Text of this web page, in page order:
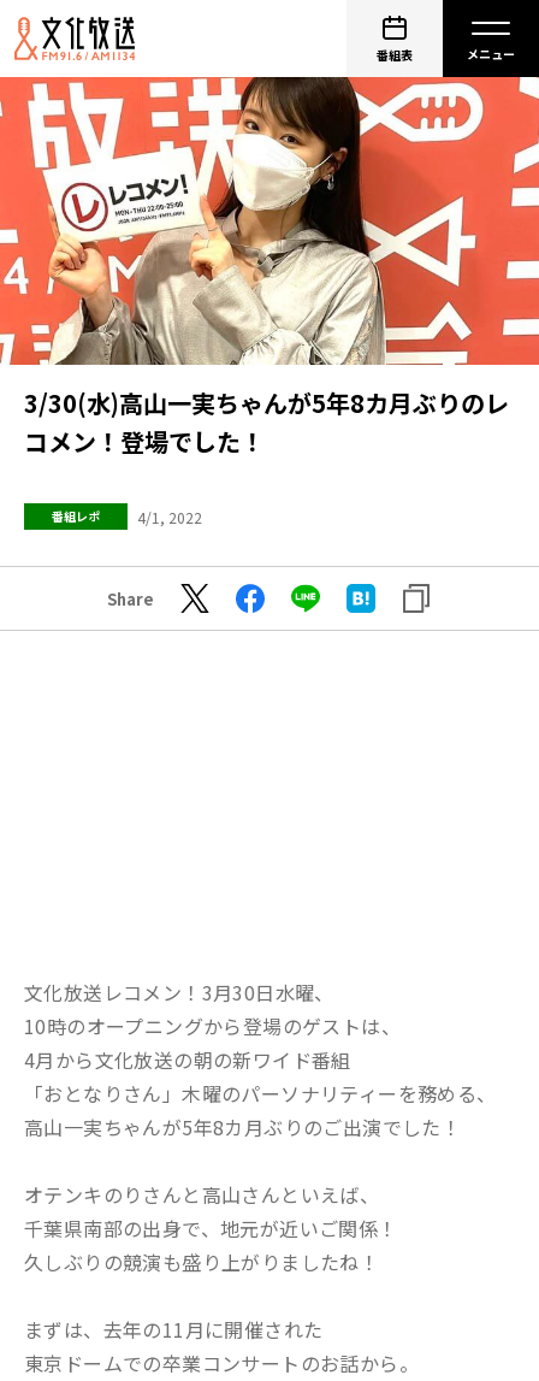
番組表
3/30(水)高山一実ちゃんが5年8カ月ぶりのレ
コメン！登場でした！
番組レポ 4/1, 2022
Share
文化放送レコメン！3月30日水曜、
10時のオープニングから登場のゲストは、
4月から文化放送の朝の新ワイド番組
「おとなりさん」木曜のパーソナリティーを務める、
高山一実ちゃんが5年8カ月ぶりのご出演でした！
オテンキのりさんと高山さんといえば、
千葉県南部の出身で、地元が近いご関係！
久しぶりの競演も盛り上がりましたね！
まずは、去年の11月に開催された
東京ドームでの卒業コンサートのお話から。